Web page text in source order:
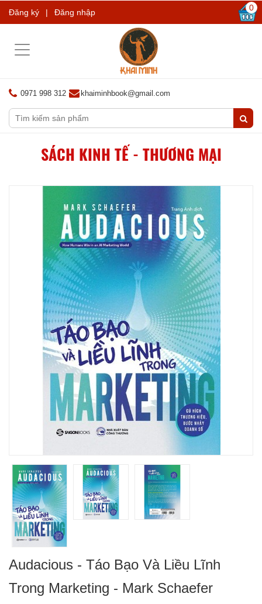
Đăng ký | Đăng nhập 0
Toggle
0971 998 312 khaiminhbook@gmail.com
SÁCH KINH TẾ - THƯƠNG MẠI
Audacious - Táo Bạo Và Liều Lĩnh
Trong Marketing - Mark Schaefer